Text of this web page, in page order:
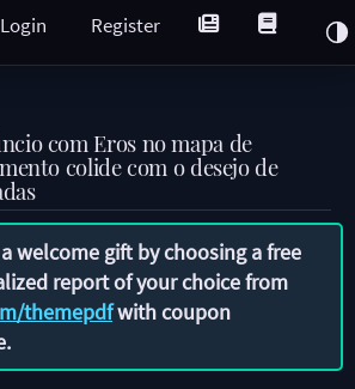
Register
Login
com Eros no mapa de
colide com o desejo de
welcome gift by choosing a free
report of your choice from
themepdfwith coupon
.